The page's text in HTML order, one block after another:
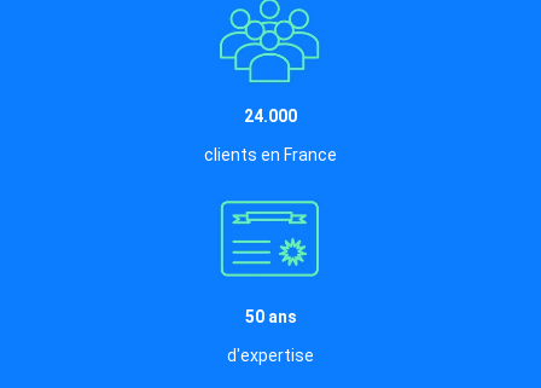
24.000
clients en France
50 ans
d'expertise